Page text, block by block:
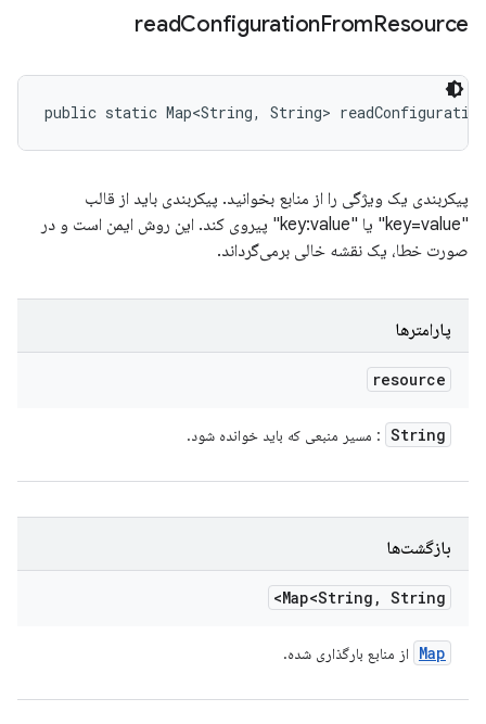
readConfigurationFromResource
public static Map<String, String>
پیکربندی یک ویژگی را از منابع بخوانید. پیکربندی باید از قالب
"key=value" یا "key:value" پیروی کند. این روش ایمن است و در
صورت خطا، یک نقشه خالی برمی‌گرداند.
پارامترها
resource
String : مسیر منبعی که باید خوانده شود.
بازگشت‌ها
Map<String , String>
Map از منابع بارگذاری شده.